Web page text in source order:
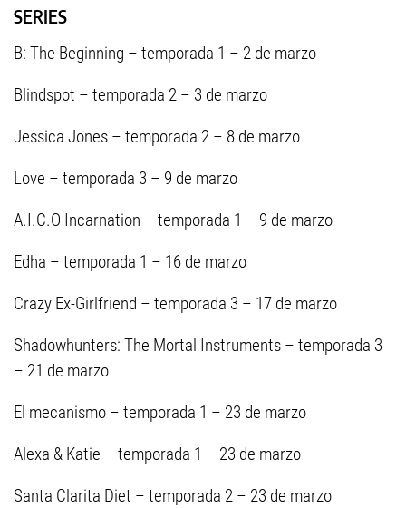
SERIES
B: The Beginning – temporada 1 – 2 de marzo
Blindspot – temporada 2 – 3 de marzo
Jessica Jones – temporada 2 – 8 de marzo
Love – temporada 3 – 9 de marzo
A.I.C.O Incarnation – temporada 1 – 9 de marzo
Edha – temporada 1 – 16 de marzo
Crazy Ex-Girlfriend – temporada 3 – 17 de marzo
Shadowhunters: The Mortal Instruments – temporada 3
– 21 de marzo
El mecanismo – temporada 1 – 23 de marzo
Alexa & Katie – temporada 1 – 23 de marzo
Santa Clarita Diet – temporada 2 – 23 de marzo